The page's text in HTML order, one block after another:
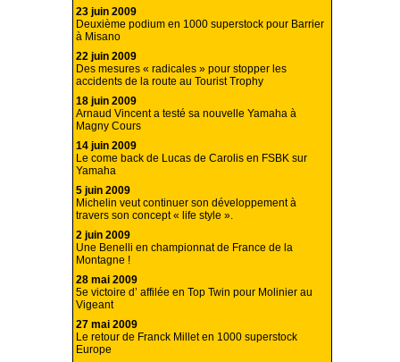
23 juin 2009
Deuxième podium en 1000 superstock pour Barrier
à Misano
22 juin 2009
Des mesures « radicales » pour stopper les
accidents de la route au Tourist Trophy
18 juin 2009
Arnaud Vincent a testé sa nouvelle Yamaha à
Magny Cours
14 juin 2009
Le come back de Lucas de Carolis en FSBK sur
Yamaha
5 juin 2009
Michelin veut continuer son développement à
travers son concept « life style ».
2 juin 2009
Une Benelli en championnat de France de la
Montagne !
28 mai 2009
5e victoire d’ affilée en Top Twin pour Molinier au
Vigeant
27 mai 2009
Le retour de Franck Millet en 1000 superstock
Europe